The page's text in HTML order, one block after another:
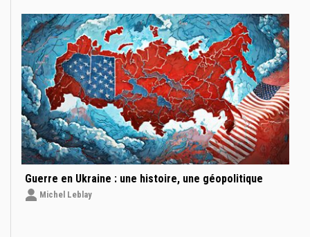
nous livre une analyse
Guerre en Ukraine : une histoire, une géopolitique
Michel Leblay